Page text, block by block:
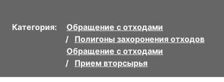
Категория:
Обращение с отходами
Полигоны захоронения отходов
Обращение с отходами
Прием вторсырья